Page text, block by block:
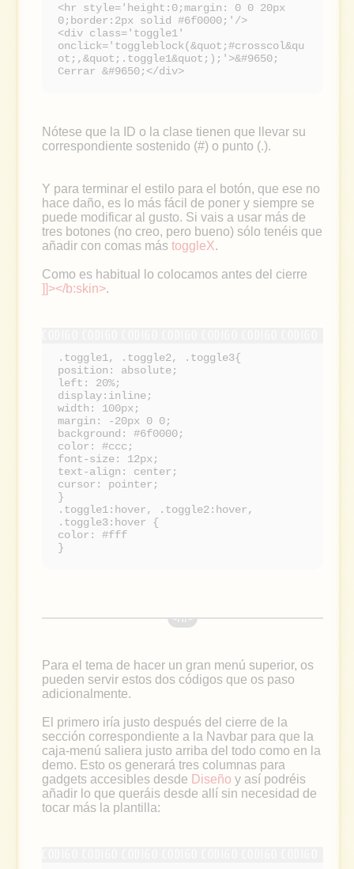
<hr style='height:0;margin: 0 0 20px
0;border:2px solid #6f0000;'/>
<div class='toggle1'
onclick='toggleblock(&quot;#crosscol&qu
ot;,&quot;.toggle1&quot;);'>&#9650;
Cerrar &#9650;</div>
Nótese que la ID o la clase tienen que llevar su
correspondiente sostenido (#) o punto (.).
Y para terminar el estilo para el botón, que ese no
hace daño, es lo más fácil de poner y siempre se
puede modificar al gusto. Si vais a usar más de
tres botones (no creo, pero bueno) sólo tenéis que
añadir con comas más toggleX.
Como es habitual lo colocamos antes del cierre
]]></b:skin>.
.toggle1, .toggle2, .toggle3{
position: absolute;
left: 20%;
display:inline;
width: 100px;
margin: -20px 0 0;
background: #6f0000;
color: #ccc;
font-size: 12px;
text-align: center;
cursor: pointer;
}
.toggle1:hover, .toggle2:hover,
.toggle3:hover {
color: #fff
}
Para el tema de hacer un gran menú superior, os
pueden servir estos dos códigos que os paso
adicionalmente.
El primero iría justo después del cierre de la
sección correspondiente a la Navbar para que la
caja-menú saliera justo arriba del todo como en la
demo. Esto os generará tres columnas para
gadgets accesibles desde Diseño y así podréis
añadir lo que queráis desde allí sin necesidad de
tocar más la plantilla: